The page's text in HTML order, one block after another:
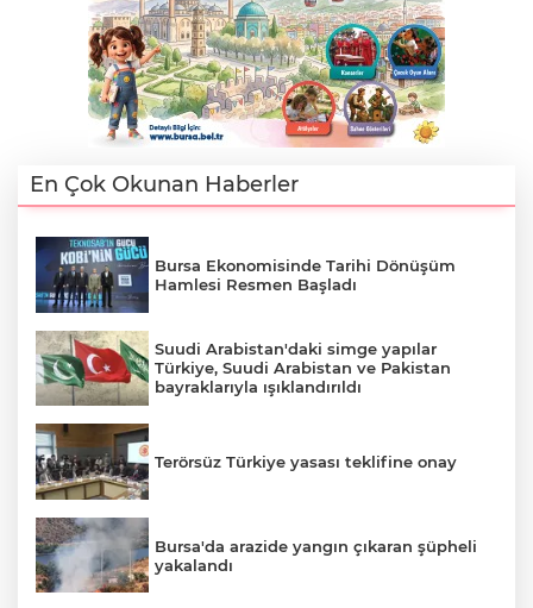
En Çok Okunan Haberler
Bursa Ekonomisinde Tarihi Dönüşüm
Hamlesi Resmen Başladı
Suudi Arabistan'daki simge yapılar
Türkiye, Suudi Arabistan ve Pakistan
bayraklarıyla ışıklandırıldı
Terörsüz Türkiye yasası teklifine onay
Bursa'da arazide yangın çıkaran şüpheli
yakalandı